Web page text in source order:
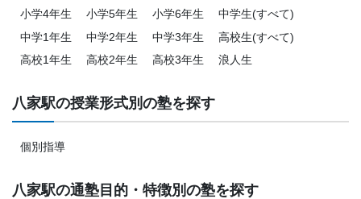
小学4年生
小学5年生 小学6年生
中学生(すべて)
中学1年生
中学2年生 中学3年生
高校生(すべて)
高校1年生
高校2年生 高校3年生 浪人生
八家駅の授業形式別の塾を探す
個別指導
八家駅の通塾目的・特徴別の塾を探す